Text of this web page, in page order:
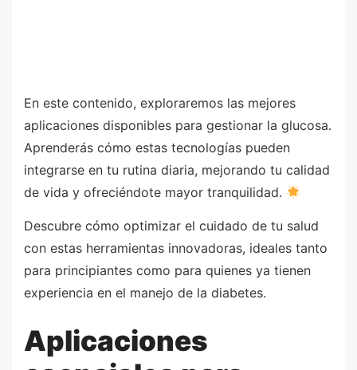
En este contenido, exploraremos las mejores
aplicaciones disponibles para gestionar la glucosa.
Aprenderás cómo estas tecnologías pueden
integrarse en tu rutina diaria, mejorando tu calidad
de vida y ofreciéndote mayor tranquilidad.
Descubre cómo optimizar el cuidado de tu salud
con estas herramientas innovadoras, ideales tanto
para principiantes como para quienes ya tienen
experiencia en el manejo de la diabetes.
Aplicaciones